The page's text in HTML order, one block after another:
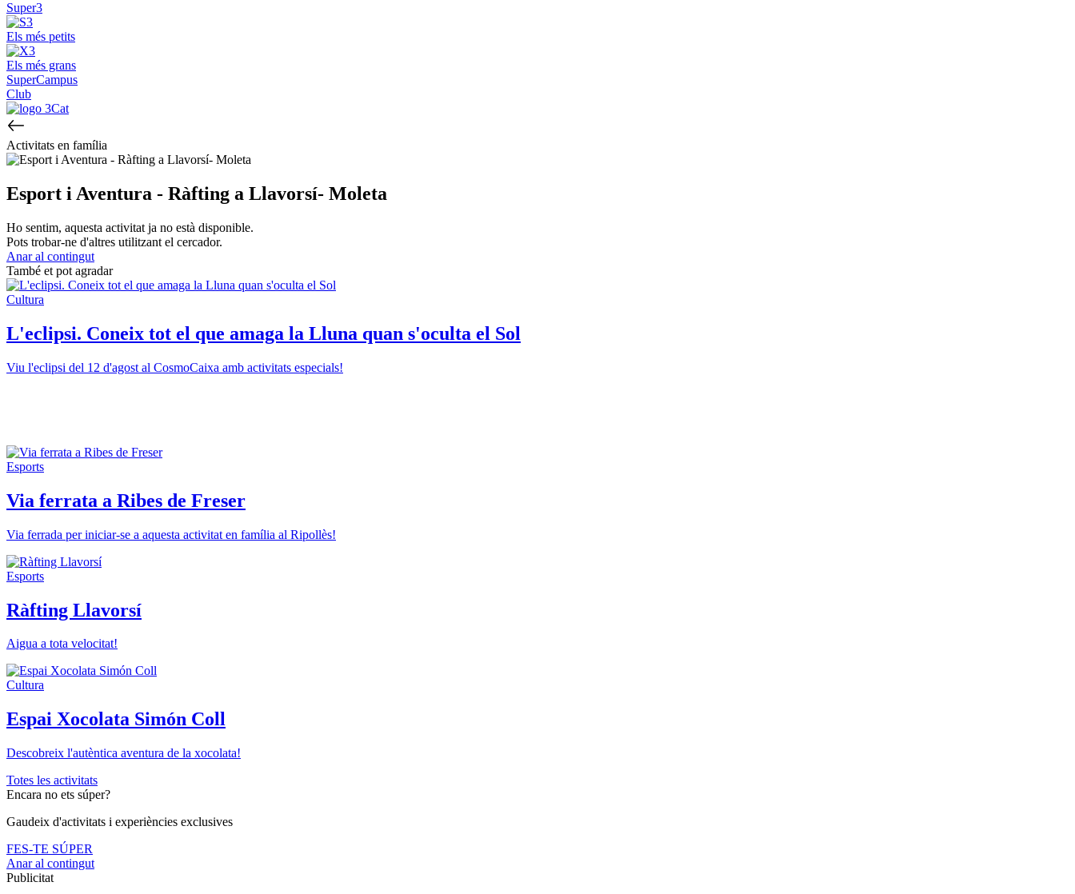
Super3
Els més petits
Els més grans
SuperCampus
Club
Activitats en família
Esport i Aventura - Ràfting a Llavorsí- Moleta
Ho sentim, aquesta activitat ja no està disponible.
Pots trobar-ne d'altres utilitzant el cercador.
Anar al contingut
També et pot agradar
Cultura
L'eclipsi. Coneix tot el que amaga la Lluna quan s'oculta el Sol
Viu l'eclipsi del 12 d'agost al CosmoCaixa amb activitats especials!
Esports
Via ferrata a Ribes de Freser
Via ferrada per iniciar-se a aquesta activitat en família al Ripollès!
Esports
Ràfting Llavorsí
Aigua a tota velocitat!
Cultura
Espai Xocolata Simón Coll
Descobreix l'autèntica aventura de la xocolata!
Totes les activitats
Encara no ets súper?
Gaudeix d'activitats i experiències exclusives
FES-TE SÚPER
Anar al contingut
Publicitat